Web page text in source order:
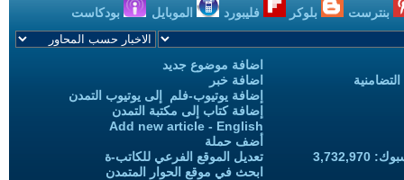
بنترست بلوكر فليبورد الموبايل بودكاست
اضافة موضوع جديد
اضافة خبر
إضافة يوتيوب-فلم إلى يوتيوب التمدن
إضافة كتاب إلى مكتبة التمدن
Add new article - English
أضف حملة
تعديل الموقع الفرعي للكاتب-ة
ابحث في موقع الحوار المتمدن